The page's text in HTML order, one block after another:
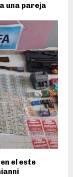
una pareja
el este